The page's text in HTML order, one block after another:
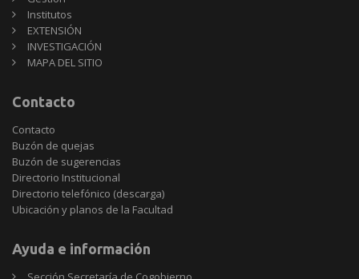
Institutos
EXTENSIÓN
INVESTIGACIÓN
MAPA DEL SITIO
Contacto
Contacto
Buzón de quejas
Buzón de sugerencias
Directorio Institucional
Directorio telefónico (descarga)
Ubicación y planos de la Facultad
Ayuda e información